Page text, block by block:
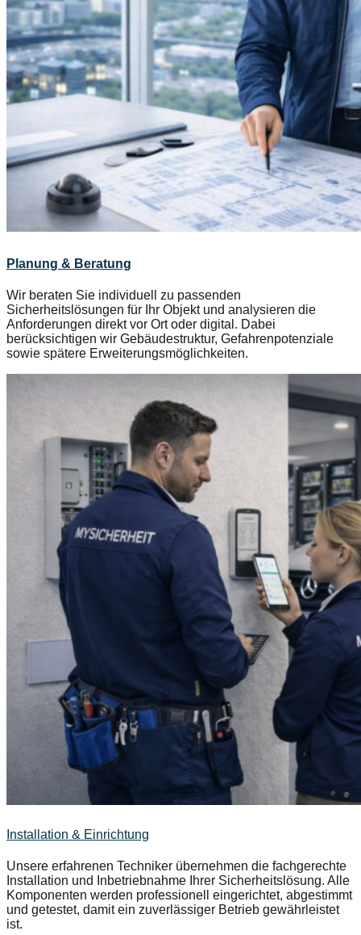
Planung & Beratung
Wir beraten Sie individuell zu passenden
Sicherheitslösungen für Ihr Objekt und analysieren die
Anforderungen direkt vor Ort oder digital. Dabei
berücksichtigen wir Gebäudestruktur, Gefahrenpotenziale
sowie spätere Erweiterungsmöglichkeiten.
Installation & Einrichtung
Unsere erfahrenen Techniker übernehmen die fachgerechte
Installation und Inbetriebnahme Ihrer Sicherheitslösung. Alle
Komponenten werden professionell eingerichtet, abgestimmt
und getestet, damit ein zuverlässiger Betrieb gewährleistet
ist.